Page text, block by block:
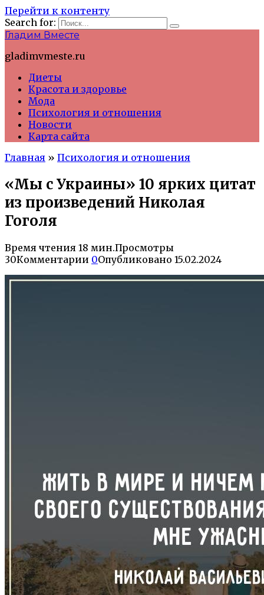
Перейти к контенту
Search for:
Гладим Вместе
gladimvmeste.ru
Диеты
Красота и здоровье
Мода
Психология и отношения
Новости
Карта сайта
Главная » Психология и отношения
«Мы с Украины» 10 ярких цитат
из произведений Николая
Гоголя
Время чтения 18 мин.Просмотры
30Комментарии 0Опубликовано 15.02.2024